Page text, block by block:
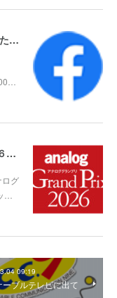
アナログオーディオフェア2026 に出展いたします
MG-36MN1 アナロググランプリ２０２６ 受賞！
ログ
…
09:19
ーブルテレビに出て